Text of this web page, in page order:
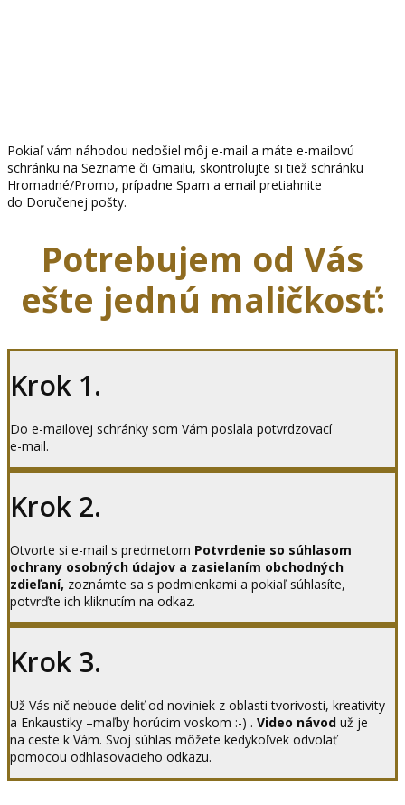
Pokiaľ vám náhodou nedošiel môj e-mail a máte e-mailovú
schránku na Sezname či Gmailu, skontrolujte si tiež schránku
Hromadné/Promo, prípadne Spam a email pretiahnite
do Doručenej pošty.
Potrebujem od Vás
ešte jednú maličkosť:
Krok 1.
Do e-mailovej schránky som Vám poslala potvrdzovací
e-mail.
Krok 2.
Otvorte si e-mail s predmetom Potvrdenie so súhlasom
ochrany osobných údajov a zasielaním obchodných
zdieľaní, zoznámte sa s podmienkami a pokiaľ súhlasíte,
potvrďte ich kliknutím na odkaz.
Krok 3.
Už Vás nič nebude deliť od noviniek z oblasti tvorivosti, kreativity
a Enkaustiky –maľby horúcim voskom :-) . Video návod už je
na ceste k Vám. Svoj súhlas môžete kedykoľvek odvolať
pomocou odhlasovacieho odkazu.